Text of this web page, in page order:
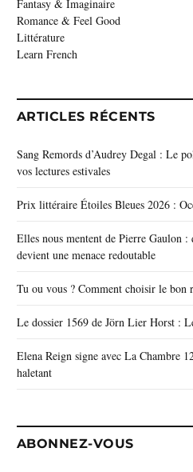
Fantasy & Imaginaire
Romance & Feel Good
Littérature
Learn French
ARTICLES RÉCENTS
Sang Remords d’Audrey Degal : Le
vos lectures estivales
Prix littéraire Étoiles Bleues 2026 :
Elles nous mentent de Pierre Gaulon
devient une menace redoutable
Tu ou vous ? Comment choisir le bon
Le dossier 1569 de Jörn Lier Horst :
Elena Reign signe avec La Chambre
haletant
ABONNEZ-VOUS